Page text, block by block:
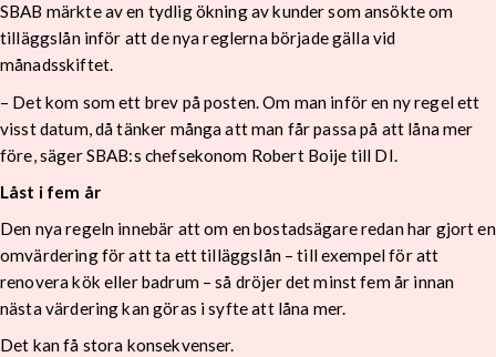
SBAB märkte av en tydlig ökning av kunder som ansökte om
tilläggslån inför att de nya reglerna började gälla vid
månadsskiftet.
– Det kom som ett brev på posten. Om man inför en ny regel ett
visst datum, då tänker många att man får passa på att låna mer
före, säger SBAB:s chefsekonom Robert Boije till DI.
Låst i fem år
Den nya regeln innebär att om en bostadsägare redan har gjort en
omvärdering för att ta ett tilläggslån – till exempel för att
renovera kök eller badrum – så dröjer det minst fem år innan
nästa värdering kan göras i syfte att låna mer.
Det kan få stora konsekvenser.